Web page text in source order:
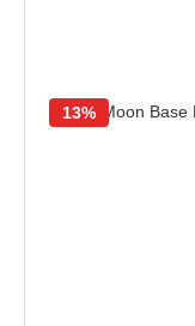
13%